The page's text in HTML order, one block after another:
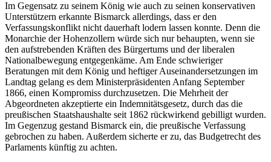
Im Gegensatz zu seinem König wie auch zu seinen konservativen
Unterstützern erkannte Bismarck allerdings, dass er den
Verfassungskonflikt nicht dauerhaft lodern lassen konnte. Denn die
Monarchie der Hohenzollern würde sich nur behaupten, wenn sie
den aufstrebenden Kräften des Bürgertums und der liberalen
Nationalbewegung entgegenkäme. Am Ende schwieriger
Beratungen mit dem König und heftiger Auseinandersetzungen im
Landtag gelang es dem Ministerpräsidenten Anfang September
1866, einen Kompromiss durchzusetzen. Die Mehrheit der
Abgeordneten akzeptierte ein Indemnitätsgesetz, durch das die
preußischen Staatshaushalte seit 1862 rückwirkend gebilligt wurden.
Im Gegenzug gestand Bismarck ein, die preußische Verfassung
gebrochen zu haben. Außerdem sicherte er zu, das Budgetrecht des
Parlaments künftig zu achten.